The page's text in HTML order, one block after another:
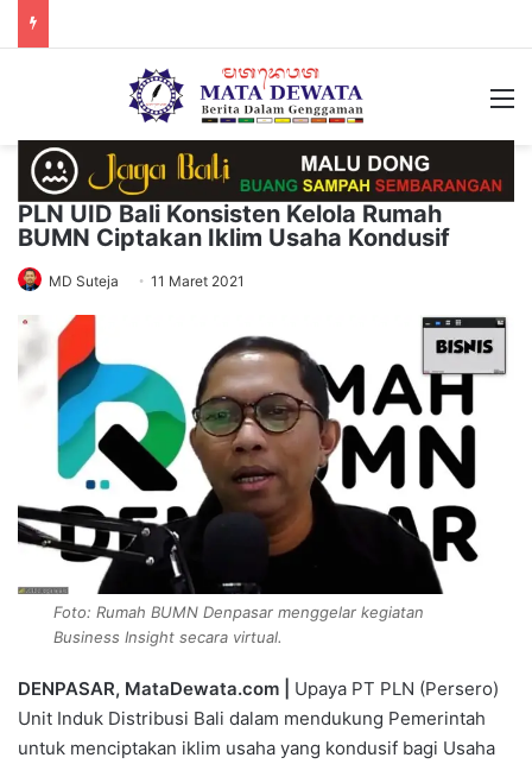
PLN UID Bali Konsisten Kelola Rumah
BUMN Ciptakan Iklim Usaha Kondusif
MD Suteja 11 Maret 2021
Foto: Rumah BUMN Denpasar menggelar kegiatan
Business Insight secara virtual.
DENPASAR, MataDewata.com |
Upaya PT PLN (Persero)
Unit Induk Distribusi Bali dalam mendukung Pemerintah
untuk menciptakan iklim usaha yang kondusif bagi Usaha